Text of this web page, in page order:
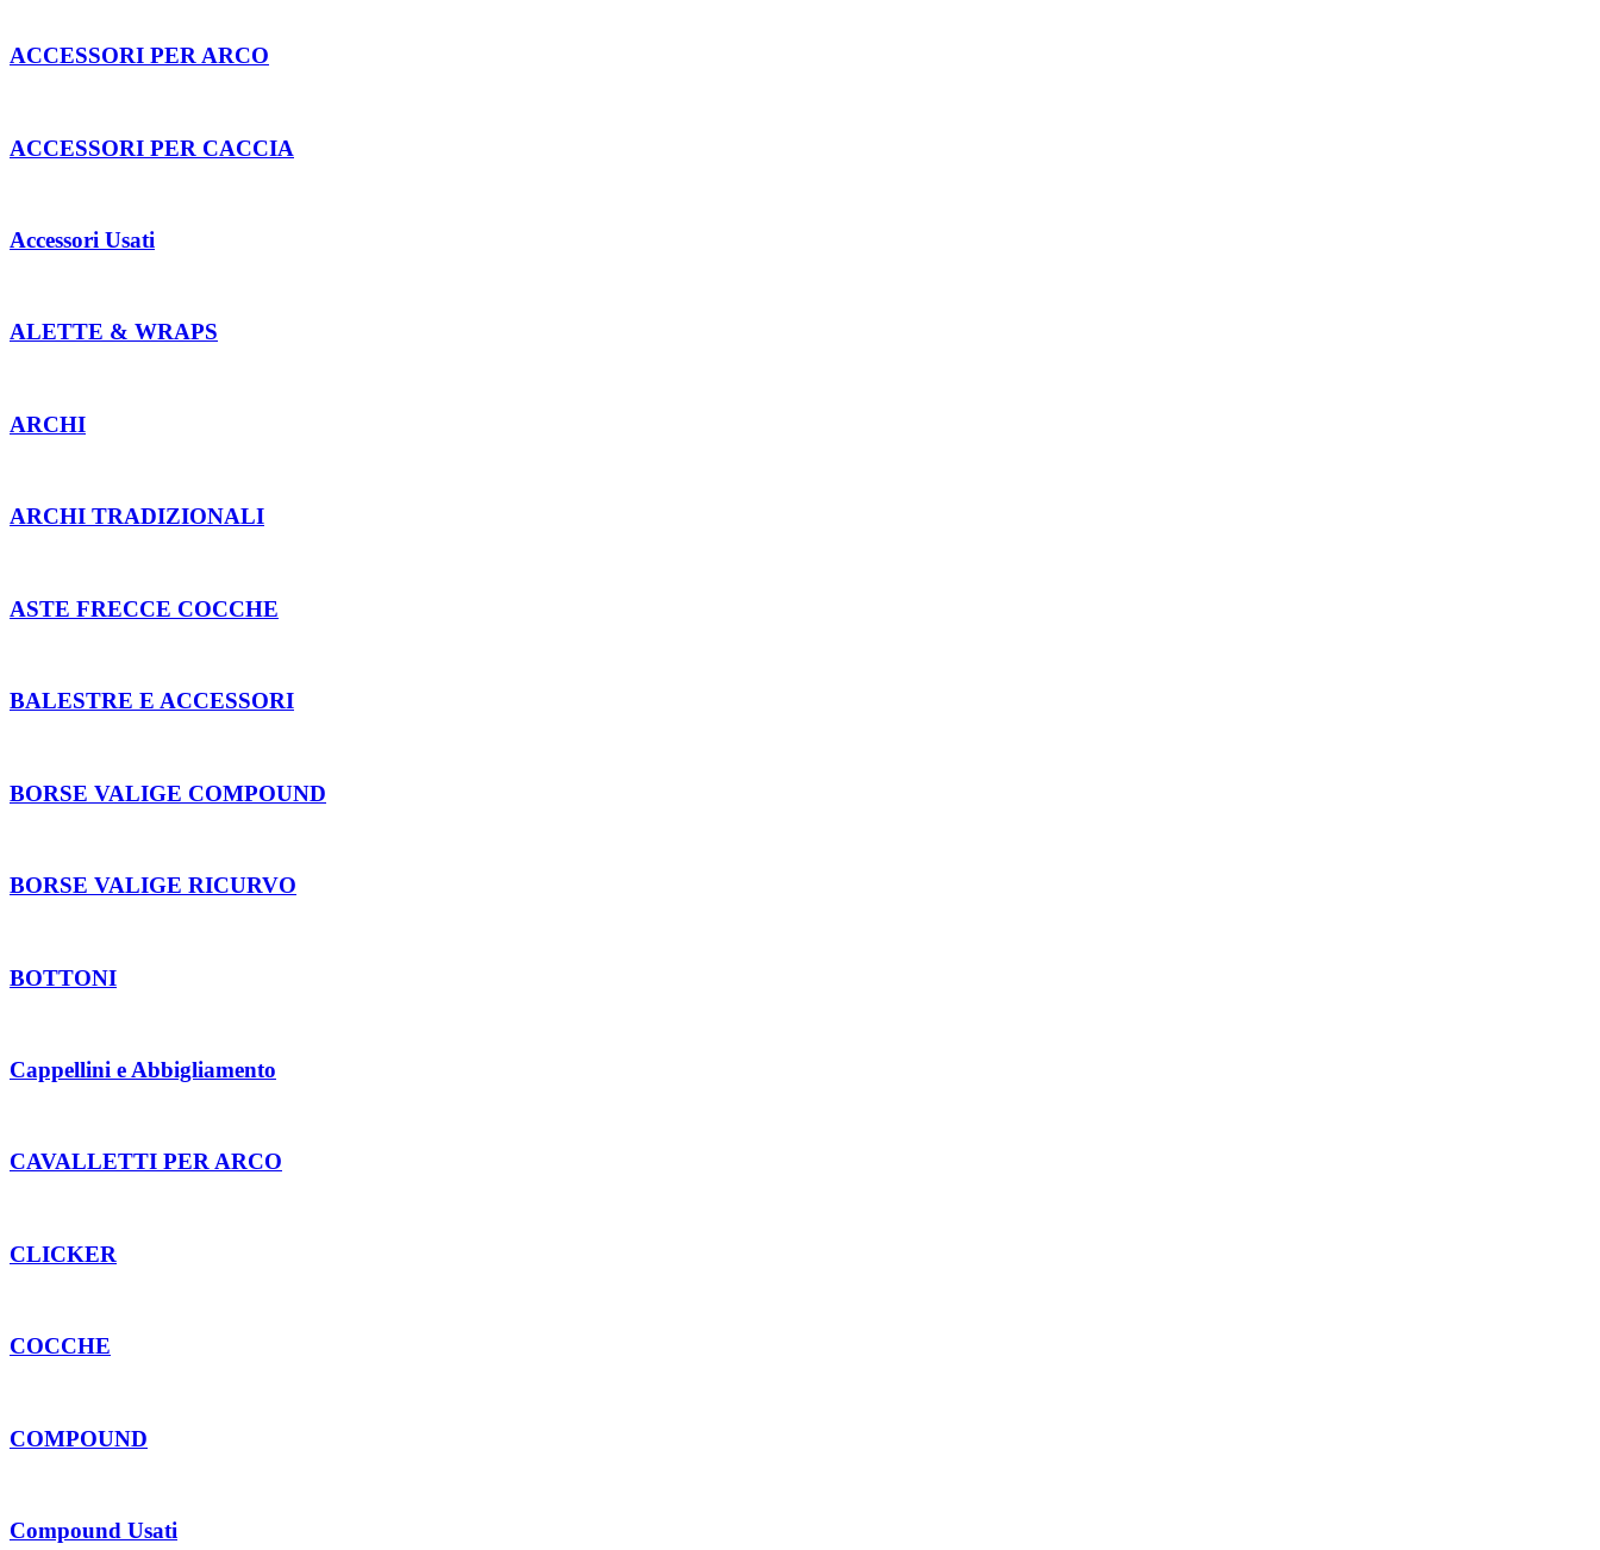
ACCESSORI PER ARCO
ACCESSORI PER CACCIA
Accessori Usati
ALETTE & WRAPS
ARCHI
ARCHI TRADIZIONALI
ASTE FRECCE COCCHE
BALESTRE E ACCESSORI
BORSE VALIGE COMPOUND
BORSE VALIGE RICURVO
BOTTONI
Cappellini e Abbigliamento
CAVALLETTI PER ARCO
CLICKER
COCCHE
COMPOUND
Compound Usati